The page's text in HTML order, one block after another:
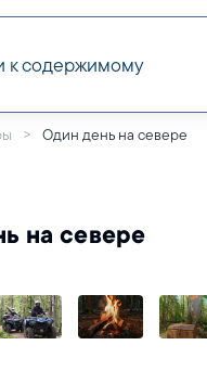
к содержимому
Один день на севере
на севере